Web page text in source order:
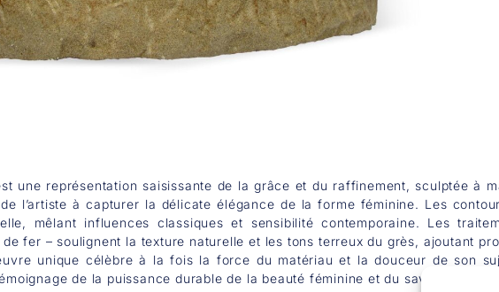
une représentation saisissante de la grâce et du raffinement, sculptée à
l’artiste à capturer la délicate élégance de la forme féminine. Les
mêlant influences classiques et sensibilité contemporaine. Les
de fer – soulignent la texture naturelle et les tons terreux du grès, ajoutant
unique célèbre à la fois la force du matériau et la douceur de son
de la puissance durable de la beauté féminine et du savoir-faire